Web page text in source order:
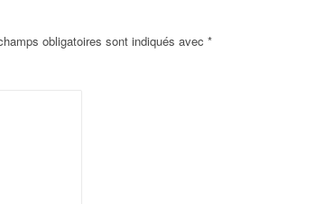
obligatoires sont indiqués avec *